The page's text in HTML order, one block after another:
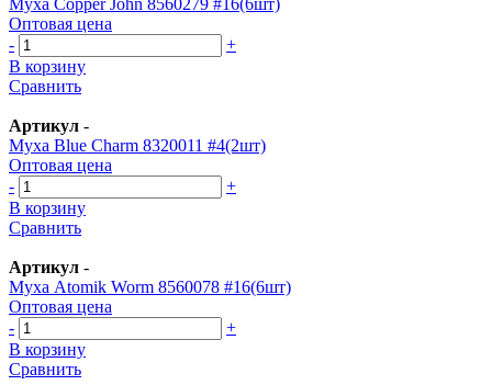
Муха Copper John 8560279 #16(6шт)
Оптовая цена
-
+
В корзину
Сравнить
Артикул -
Муха Blue Charm 8320011 #4(2шт)
Оптовая цена
-
+
В корзину
Сравнить
Артикул -
Муха Atomik Worm 8560078 #16(6шт)
Оптовая цена
-
+
В корзину
Сравнить